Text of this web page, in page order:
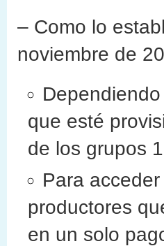
– Como lo
noviembre de
que esté
de los grupos
Para
productores
en un solo